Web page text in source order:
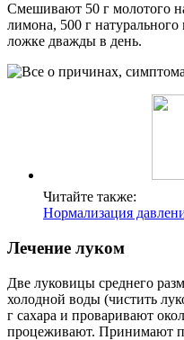
Смешивают 50 г молотого
лимона, 500 г
ложке дважды в день.
Читайте также:
Нормализация
Лечение луком
Две луковицы среднего
холодной воды (чистить
г сахара и проваривают
процеживают. Принимают